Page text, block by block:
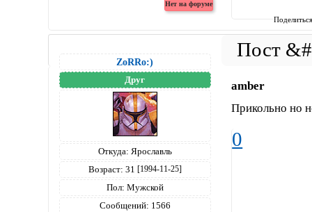
ZoRRo:)
Друг
Откуда: Ярославль
Возраст: 31 [1994-11-25]
Пол: Мужской
Сообщений: 1566
amber
Прикольно но
0